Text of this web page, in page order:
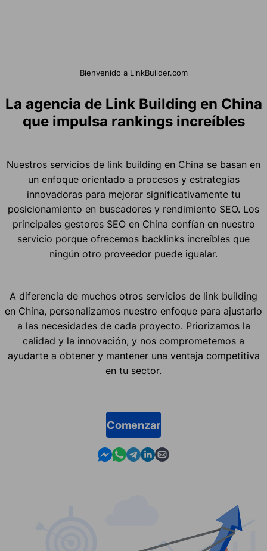
Bienvenido a LinkBuilder.com
La agencia de Link Building en China
que impulsa rankings increíbles
Nuestros servicios de link building en China se basan en
un enfoque orientado a procesos y estrategias
innovadoras para mejorar significativamente tu
posicionamiento en buscadores y rendimiento SEO. Los
principales gestores SEO en China confían en nuestro
servicio porque ofrecemos backlinks increíbles que
ningún otro proveedor puede igualar.
A diferencia de muchos otros servicios de link building
en China, personalizamos nuestro enfoque para ajustarlo
a las necesidades de cada proyecto. Priorizamos la
calidad y la innovación, y nos comprometemos a
ayudarte a obtener y mantener una ventaja competitiva
en tu sector.
Comenzar
Contact us in Messenger
Contact us in WhatsApp
Contact us in Telegram
Contact us in Linkedin
Contact us by email